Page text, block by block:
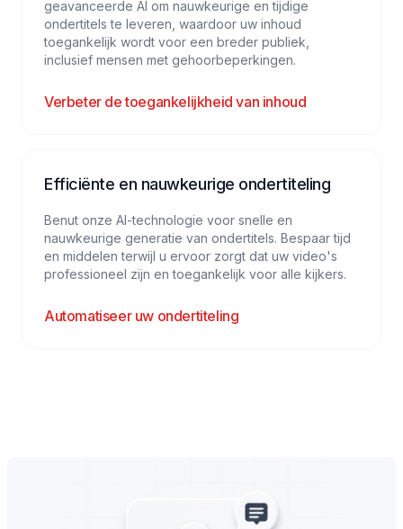
geavanceerde AI om nauwkeurige en tijdige
ondertitels te leveren, waardoor uw inhoud
toegankelijk wordt voor een breder publiek,
inclusief mensen met gehoorbeperkingen.
Verbeter de toegankelijkheid van inhoud
Efficiënte en nauwkeurige ondertiteling
Benut onze AI-technologie voor snelle en
nauwkeurige generatie van ondertitels. Bespaar tijd
en middelen terwijl u ervoor zorgt dat uw video's
professioneel zijn en toegankelijk voor alle kijkers.
Automatiseer uw ondertiteling